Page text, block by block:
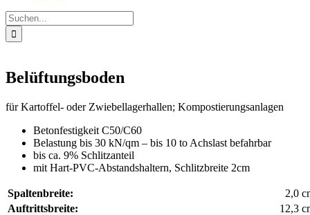
Suche
nach:
Belüftungsboden
für Kartoffel- oder Zwiebellagerhallen; Kompostierungsanlagen
Betonfestigkeit C50/C60
Belastung bis 30 kN/qm – bis 10 to Achslast befahrbar
bis ca. 9% Schlitzanteil
mit Hart-PVC-Abstandshaltern, Schlitzbreite 2cm
Spaltenbreite:
2,0
Auftrittsbreite:
12,3